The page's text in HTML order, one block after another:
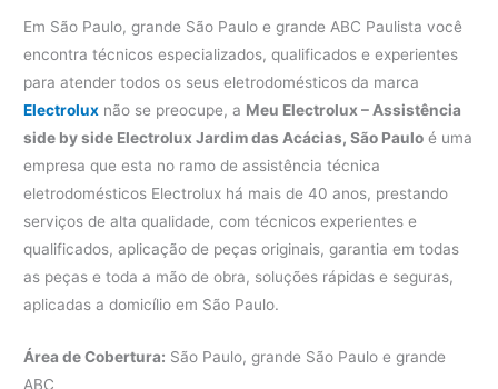
Em São Paulo, grande São Paulo e grande ABC Paulista você
encontra técnicos especializados, qualificados e experientes
para atender todos os seus eletrodomésticos da marca
Electrolux não se preocupe, a Meu Electrolux – Assistência
side by side Electrolux Jardim das Acácias, São Paulo é uma
empresa que esta no ramo de assistência técnica
eletrodomésticos Electrolux há mais de 40 anos, prestando
serviços de alta qualidade, com técnicos experientes e
qualificados, aplicação de peças originais, garantia em todas
as peças e toda a mão de obra, soluções rápidas e seguras,
aplicadas a domicílio em São Paulo.
Área de Cobertura: São Paulo, grande São Paulo e grande
ABC